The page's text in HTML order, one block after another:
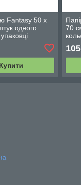
Fantasy 50 х
одного
Купити
70
105